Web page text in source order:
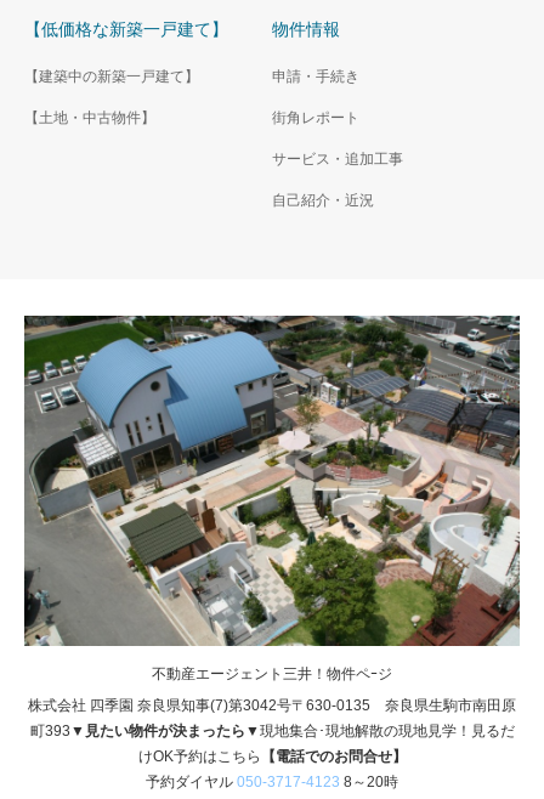
【低価格な新築一戸建て】
【建築中の新築一戸建て】
【土地・中古物件】
物件情報
申請・手続き
街角レポート
サービス・追加工事
自己紹介・近況
不動産エージェント三井！物件ペｰジ
株式会社 四季園 奈良県知事(7)第3042号〒630-0135 奈良県生駒市南田原
町393 ▼見たい物件が決まったら▼現地集合･現地解散の現地見学！見るだ
けOK予約はこちら
【電話でのお問合せ】
予約ダイヤル 050-3717-4123 8～20時